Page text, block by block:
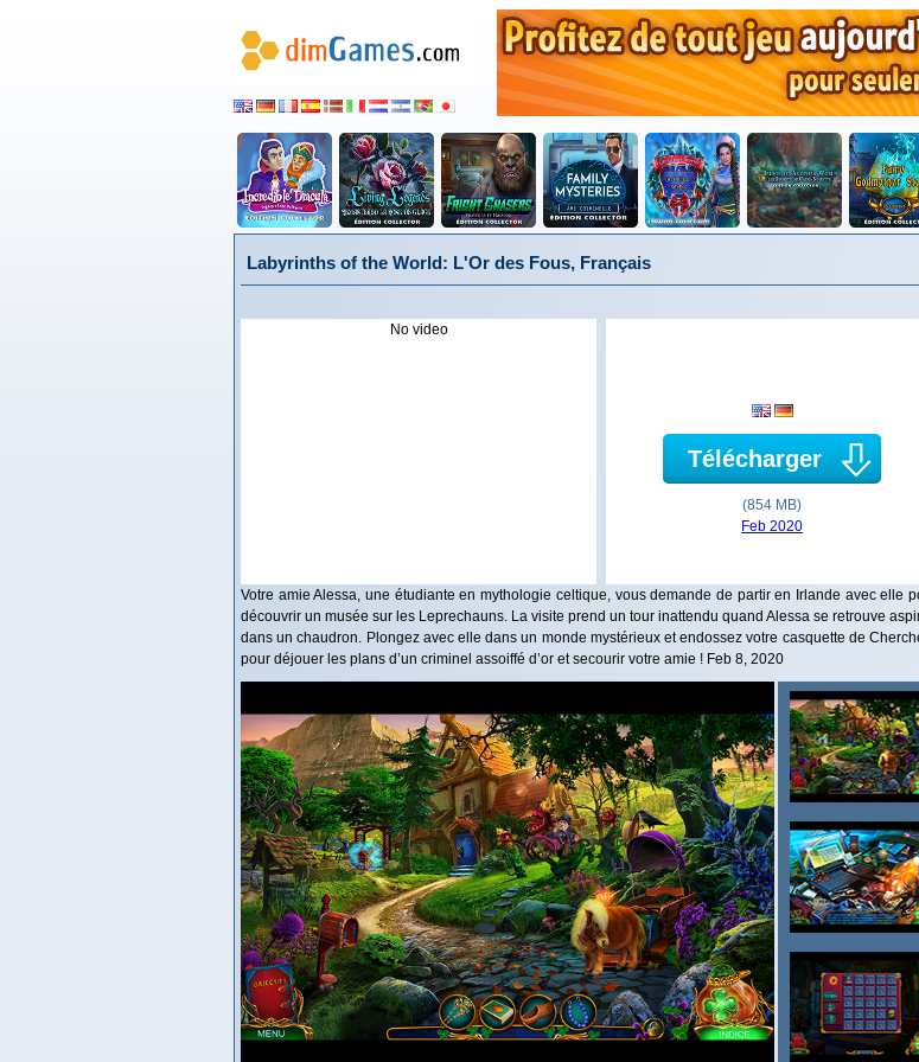
Labyrinths of the World: L'Or des Fous, Français
No video
Télécharger
(854 MB)
Feb 2020
Votre amie Alessa, une étudiante en mythologie celtique, vous demande de partir en Irlande avec elle
découvrir un musée sur les Leprechauns. La visite prend un tour inattendu quand Alessa se retrouve
dans un chaudron. Plongez avec elle dans un monde mystérieux et endossez votre casquette de
pour déjouer les plans d’un criminel assoiffé d’or et secourir votre amie ! Feb 8, 2020